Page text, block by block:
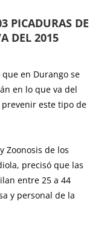
PICADURAS DE
DEL 2015
en Durango se
en lo que va del
este tipo de
Zoonosis de los
precisó que las
entre 25 a 44
y personal de la